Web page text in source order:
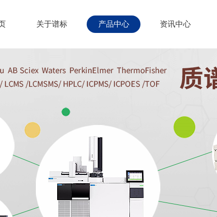
关于谱标 产品中心 资讯中心